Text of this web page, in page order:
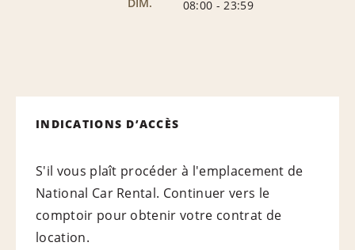
08:00 - 23:59
INDICATIONS D’ACCÈS
S'il vous plaît procéder à l'emplacement de
National Car Rental. Continuer vers le
comptoir pour obtenir votre contrat de
location.